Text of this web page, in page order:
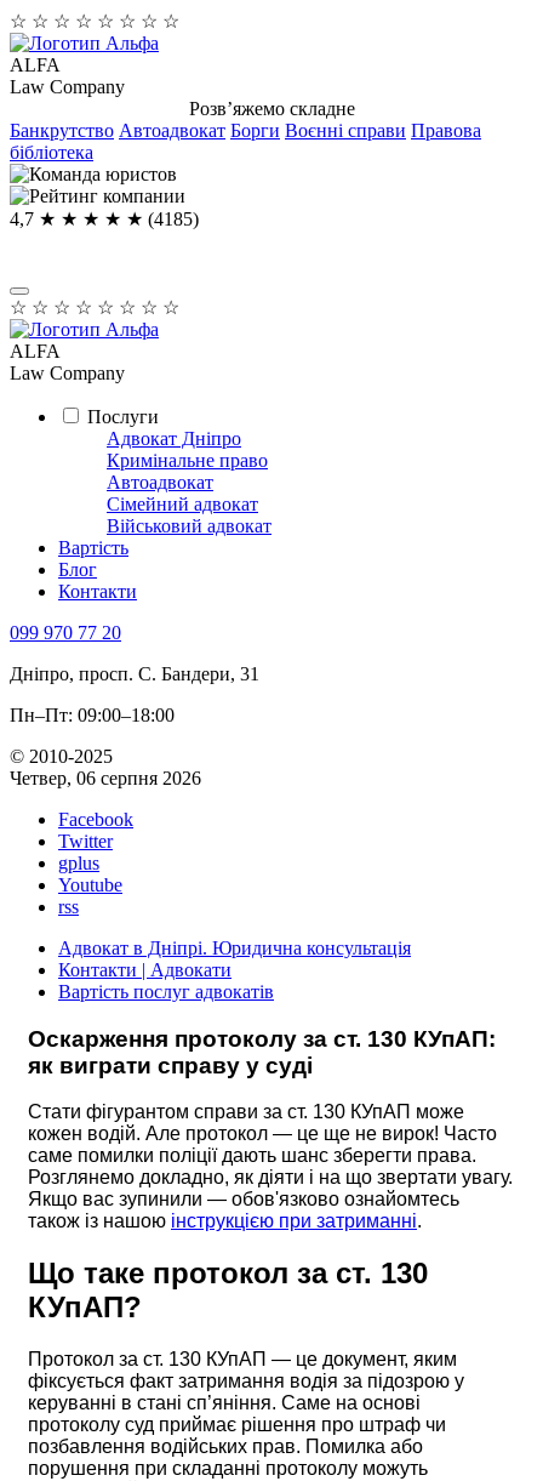
☆ ☆ ☆ ☆ ☆ ☆ ☆ ☆
ALFA
Law Company
Розв’яжемо складне
Банкрутство Автоадвокат Борги Воєнні справи Правова
бібліотека
4,7 ★ ★ ★ ★ ★ (4185)
☆ ☆ ☆ ☆ ☆ ☆ ☆ ☆
ALFA
Law Company
Послуги
Адвокат Дніпро
Кримінальне право
Автоадвокат
Сімейний адвокат
Військовий адвокат
Вартість
Блог
Контакти
099 970 77 20
Дніпро, просп. С. Бандери, 31
Пн–Пт: 09:00–18:00
© 2010-2025
Четвер, 06 серпня 2026
Facebook
Twitter
gplus
Youtube
rss
Адвокат в Дніпрі. Юридична консультація
Контакти | Адвокати
Вартість послуг адвокатів
Оскарження протоколу за ст. 130 КУпАП:
як виграти справу у суді
Стати фігурантом справи за ст. 130 КУпАП може
кожен водій. Але протокол — це ще не вирок! Часто
саме помилки поліції дають шанс зберегти права.
Розглянемо докладно, як діяти і на що звертати увагу.
Якщо вас зупинили — обов'язково ознайомтесь
також із нашою інструкцією при затриманні.
Що таке протокол за ст. 130
КУпАП?
Протокол за ст. 130 КУпАП — це документ, яким
фіксується факт затримання водія за підозрою у
керуванні в стані сп’яніння. Саме на основі
протоколу суд приймає рішення про штраф чи
позбавлення водійських прав. Помилка або
порушення при складанні протоколу можуть